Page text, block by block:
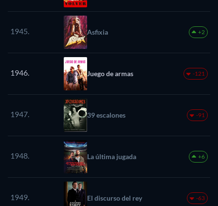
1945. Asfixia +2
1946. Juego de armas -121
1947. 39 escalones -91
1948. La última jugada +6
1949. El discurso del rey -63